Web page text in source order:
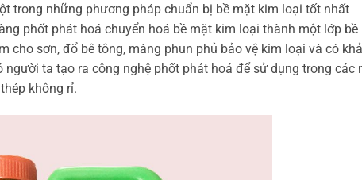
trong những phương pháp chuẩn bị bề mặt kim loại tốt nhất
phốt phát hoá chuyển hoá bề mặt kim loại thành một lớp bề
cho sơn, đổ bê tông, màng phun phủ bảo vệ kim loại và có khả
ta tạo ra công nghệ phốt phát hoá để sử dụng trong các
không rỉ.